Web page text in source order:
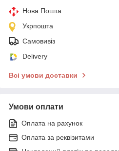
Нова Пошта
Укрпошта
Самовивіз
Delivery
Всі умови доставки
Умови оплати
Оплата на рахунок
Оплата за реквізитами